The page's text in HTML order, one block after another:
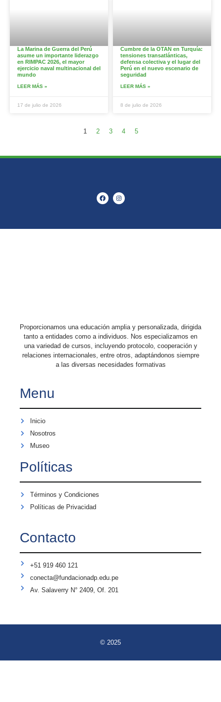
La Marina de Guerra del Perú
asume un importante liderazgo
en RIMPAC 2026, el mayor
ejercicio naval multinacional del
mundo
LEER MÁS »
17 de julio de 2026
Cumbre de la OTAN en Turquía:
tensiones transatlánticas,
defensa colectiva y el lugar del
Perú en el nuevo escenario de
seguridad
LEER MÁS »
8 de julio de 2026
1 2 3 4 5
Proporcionamos una educación amplia y personalizada, dirigida
tanto a entidades como a individuos. Nos especializamos en
una variedad de cursos, incluyendo protocolo, cooperación y
relaciones internacionales, entre otros, adaptándonos siempre
a las diversas necesidades formativas
Menu
Inicio
Nosotros
Museo
Políticas
Términos y Condiciones
Políticas de Privacidad
Contacto
+51 919 460 121
conecta@fundacionadp.edu.pe
Av. Salaverry N° 2409, Of. 201
© 2025